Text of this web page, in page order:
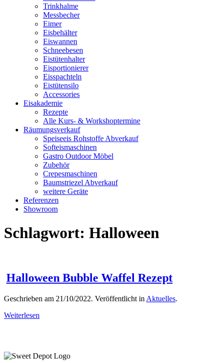
Trinkhalme
Messbecher
Eimer
Eisbehälter
Eiswannen
Schneebesen
Eistütenhalter
Eisportionierer
Eisspachteln
Eistütensilo
Accessories
Eisakademie
Rezepte
Alle Kurs- & Workshoptermine
Räumungsverkauf
Speiseeis Rohstoffe Abverkauf
Softeismaschinen
Gastro Outdoor Möbel
Zubehör
Crepesmaschinen
Baumstriezel Abverkauf
weitere Geräte
Referenzen
Showroom
Schlagwort: Halloween
Halloween Bubble Waffel Rezept
Geschrieben am 21/10/2022. Veröffentlicht in Aktuelles.
Weiterlesen